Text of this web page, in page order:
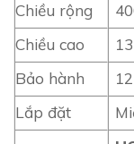
Chiều rộng
Chiều cao
Bảo hành
Lắp đặt